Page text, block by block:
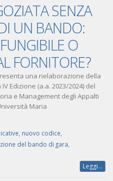
SENZA
UN BANDO:
O
FORNITORE?
una rielaborazione della
Edizione (a.a. 2023/2024) del
e Management degli Appalti
Maria
nuovo codice
del bando di gara
Leggi...